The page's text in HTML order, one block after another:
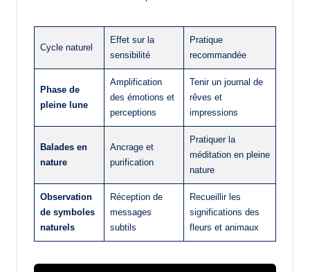
Cycle naturel
Effet sur la
sensibilité
Pratique
recommandée
Phase de
pleine lune
Amplification
des émotions et
perceptions
Tenir un journal de
rêves et
impressions
Balades en
nature
Ancrage et
purification
Pratiquer la
méditation en pleine
nature
Observation
de symboles
naturels
Réception de
messages
subtils
Recueillir les
significations des
fleurs et animaux